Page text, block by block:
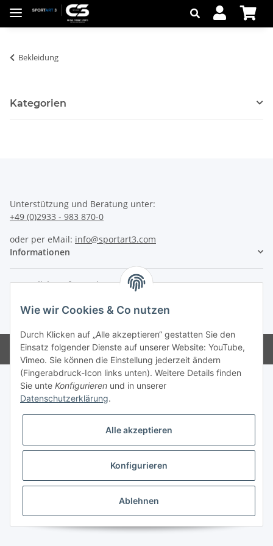
Bekleidung
Kategorien
Unterstützung und Beratung unter:
+49 (0)2933 - 983 870-0
oder per eMail: info@sportart3.com
Informationen
Gesetzliche Informationen
Powered byJTL-Shop
Wie wir Cookies & Co nutzen
Durch Klicken auf „Alle akzeptieren“ gestatten Sie den
Einsatz folgender Dienste auf unserer Website: YouTube,
Vimeo. Sie können die Einstellung jederzeit ändern
(Fingerabdruck-Icon links unten). Weitere Details finden
Sie unte Konfigurieren und in unserer
Datenschutzerklärung.
Alle akzeptieren
Konfigurieren
Ablehnen